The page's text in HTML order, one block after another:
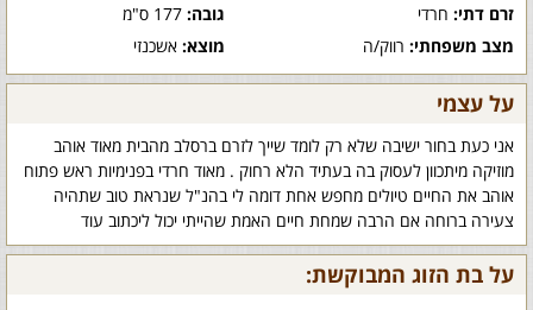
זרם דתי: חרדי גובה:177 ס"מ
מצב משפחתי: רווק/ה מוצא:אשכנזי
על עצמי
אני כעת בחור ישיבה שלא רק לומד שייך לזרם ברסלב מהבית מאוד אוהב
מוזיקה מיתכוון לעסוק בה בעתיד הלא רחוק . מאוד חרדי בפנימיות ראש פתוח
אוהב את החיים טיולים מחפש אחת דומה לי בהנ"ל שנראת טוב שתהיה
צעירה ברוחה אם הרבה שמחת חיים האמת שהייתי יכול ליכתוב עוד
על בת הזוג המבוקשת: